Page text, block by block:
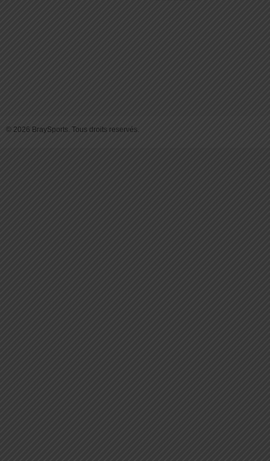
© 2026 BraySports. Tous droits reservés.